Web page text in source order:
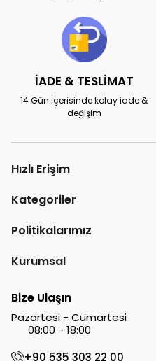
İADE & TESLİMAT
14 Gün içerisinde kolay iade &
değişim
Hızlı Erişim
Kategoriler
Politikalarımız
Kurumsal
Bize Ulaşın
Pazartesi - Cumartesi
08:00 - 18:00
+90 535 303 22 00